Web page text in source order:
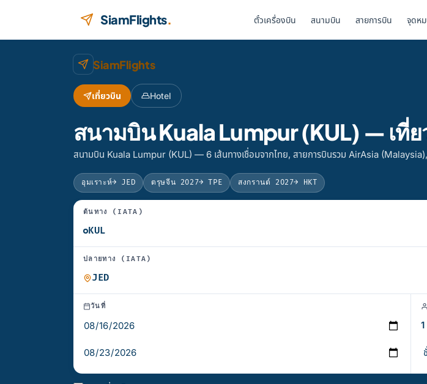
SiamFlights. ตั๋วเครื่องบิน สนามบิน สายการบิน จุดห
SiamFlights
เที่ยวบิน Hotel
สนามบิน Kuala Lumpur (KUL) — เที่
สนามบิน Kuala Lumpur (KUL) — 6 เส้นทางเชื่อมจากไทย, สายการบินรวม AirAsia
อุมเราะห์→ JED ตรุษจีน 2027→ TPE สงกรานต์ 2027→ HKT
ต้นทาง (IATA)
ปลายทาง (IATA)
วันที่